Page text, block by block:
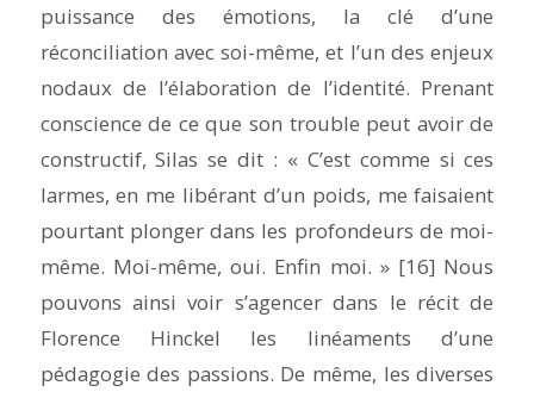
puissance des émotions, la clé d’une
réconciliation avec soi-même, et l’un des enjeux
nodaux de l’élaboration de l’identité. Prenant
conscience de ce que son trouble peut avoir de
constructif, Silas se dit : « C’est comme si ces
larmes, en me libérant d’un poids, me faisaient
pourtant plonger dans les profondeurs de moi-
même. Moi-même, oui. Enfin moi. » [16] Nous
pouvons ainsi voir s’agencer dans le récit de
Florence Hinckel les linéaments d’une
pédagogie des passions. De même, les diverses